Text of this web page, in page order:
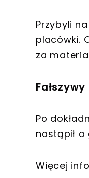
Przybyli
placówki.
za
Po
nastąpił o
Więcej